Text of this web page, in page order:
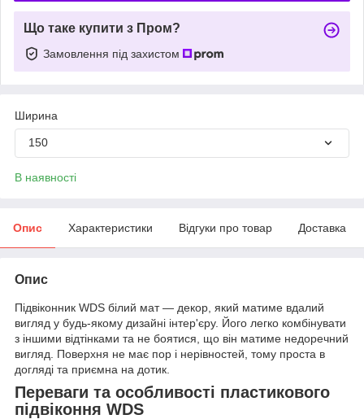
Що таке купити з Пром?
Замовлення під захистом
Ширина
150
В наявності
Опис Характеристики Відгуки про товар Доставка
Опис
Підвіконник WDS білий мат — декор, який матиме вдалий
вигляд у будь-якому дизайні інтер'єру. Його легко комбінувати
з іншими відтінками та не боятися, що він матиме недоречний
вигляд. Поверхня не має пор і нерівностей, тому проста в
догляді та приємна на дотик.
Переваги та особливості пластикового
підвіконня WDS